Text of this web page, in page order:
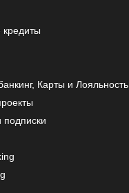
кредиты
Карты и Лояльность
подписки